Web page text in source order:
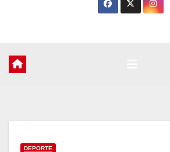
DEPORTE